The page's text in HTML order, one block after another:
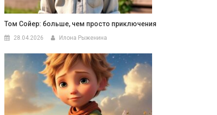
Том Сойер: больше, чем просто приключения
28.04.2026 Илона Рыженина